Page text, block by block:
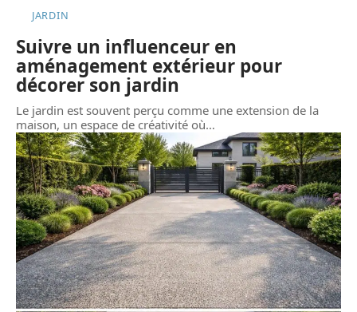
JARDIN
Suivre un influenceur en
aménagement extérieur pour
décorer son jardin
Le jardin est souvent perçu comme une extension de la
maison, un espace de créativité où…